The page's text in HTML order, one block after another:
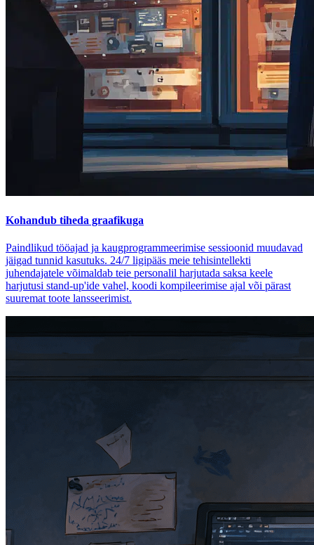
Kohandub tiheda graafikuga
Paindlikud tööajad ja kaugprogrammeerimise sessioonid muudavad
jäigad tunnid kasutuks. 24/7 ligipääs meie tehisintellekti
juhendajatele võimaldab teie personalil harjutada saksa keele
harjutusi stand-up'ide vahel, koodi kompileerimise ajal või pärast
suuremat toote lansseerimist.